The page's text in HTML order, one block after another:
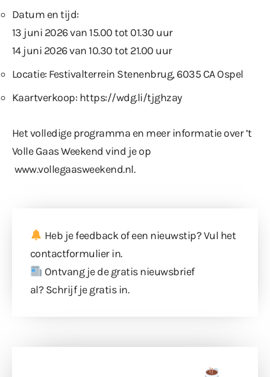
Datum en tijd:
13 juni 2026 van 15.00 tot 01.30 uur
14 juni 2026 van 10.30 tot 21.00 uur
Locatie: Festivalterrein Stenenbrug, 6035 CA Ospel
Kaartverkoop: https://wdg.li/tjghzay
Het volledige programma en meer informatie over ’t
Volle Gaas Weekend vind je op
www.vollegaasweekend.nl.
Heb je feedback of een nieuwstip? Vul het
contactformulierin.
Ontvang je de gratis nieuwsbrief
al? Schrijf je gratis in.